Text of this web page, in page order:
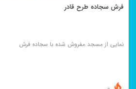
فرش سجاده طرح قادر
نمایی از مسجد مفروش شده با سجاده فرش